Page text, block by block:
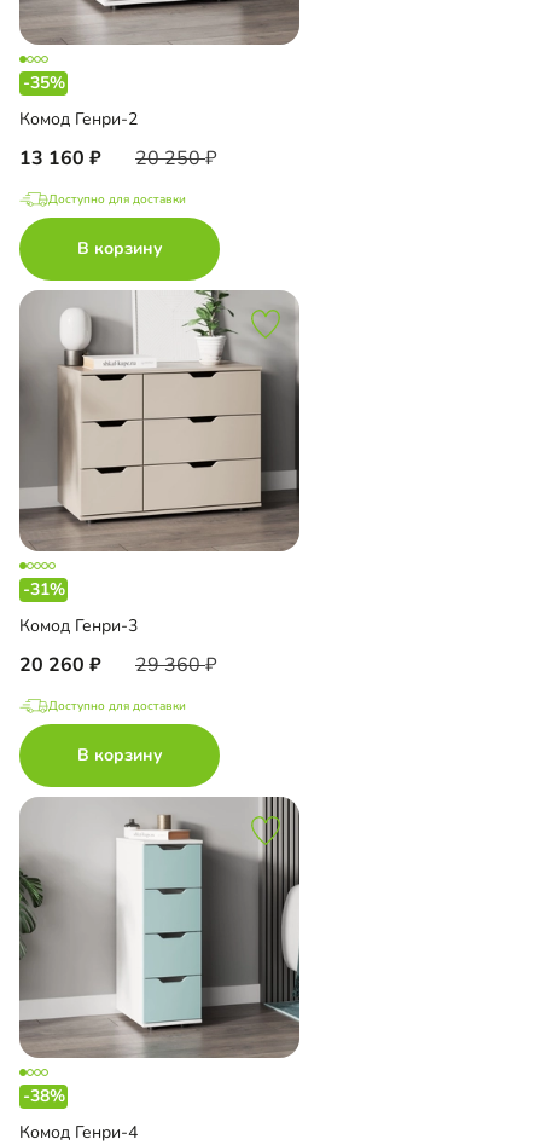
-35%
Комод Генри-2
13 160 20 250
Доступно для доставки
В корзину
-31%
Комод Генри-3
20 260 29 360
Доступно для доставки
В корзину
-38%
Комод Генри-4